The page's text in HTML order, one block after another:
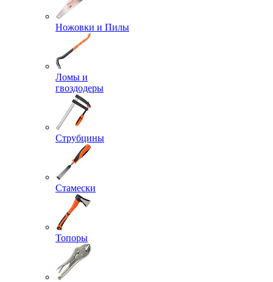
Ножовки и Пилы
Ломы и
гвоздодеры
Струбцины
Стамески
Топоры